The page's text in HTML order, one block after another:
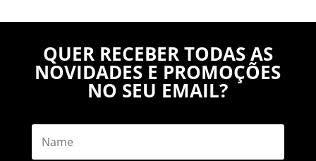
QUER RECEBER TODAS AS
NOVIDADES E PROMOÇÕES
NO SEU EMAIL?